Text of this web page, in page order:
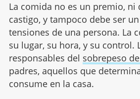
La comida no es un premio, ni
castigo, y tampoco debe ser
tensiones de una persona. La
su lugar, su hora, y su control.
responsables del sobrepeso
padres, aquellos que
consume en la casa.